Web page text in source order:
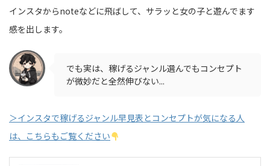
インスタからnoteなどに飛ばして、サラッと女の子と遊んでます
感を出します。
でも実は、稼げるジャンル選んでもコンセプト
が微妙だと全然伸びない...
＞インスタで稼げるジャンル早見表とコンセプトが気になる人
は、こちらもご覧ください